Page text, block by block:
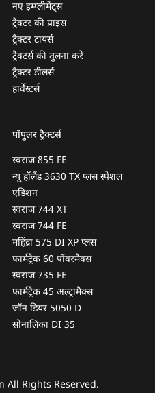
नए इम्प्लीमेंट्स
ट्रैक्टर की प्राइस
ट्रैक्टर टायर्स
ट्रैक्टर्स की तुलना करें
ट्रैक्टर डीलर्स
हार्वेस्टर्स
पॉपुलर ट्रैक्टर्स
स्वराज 855 FE
न्यू हॉलैंड 3630 TX प्लस स्पेशल
एडिशन
स्वराज 744 XT
स्वराज 744 FE
महिंद्रा 575 DI XP प्लस
फार्मट्रैक 60 पॉवरमैक्स
स्वराज 735 FE
फार्मट्रैक 45 अल्ट्रामैक्स
जॉन डियर 5050 D
सोनालिका DI 35
All Rights Reserved.